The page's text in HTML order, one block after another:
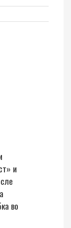
и
во